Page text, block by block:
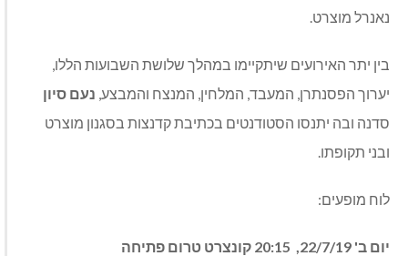
נאנרל מוצרט.
בין יתר האירועים שיתקיימו במהלך שלושת השבועות הללו,
יערוך הפסנתרן, המעבד, המלחין, המנצח והמבצע, נעם סיון
סדנה ובה יתנסו הסטודנטים בכתיבת קדנצות בסגנון מוצרט
ובני תקופתו.
לוח מופעים:
יום ב' 22/7/19, 20:15 קונצרט טרום פתיחה